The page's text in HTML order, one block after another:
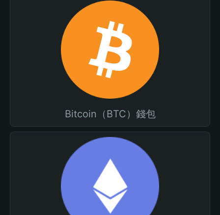
Bitcoin（BTC）錢包